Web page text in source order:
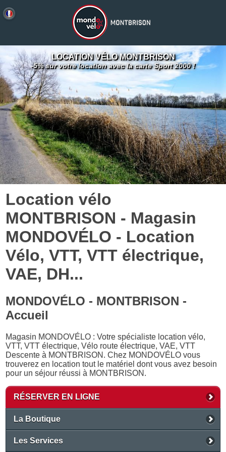
LOCATION VÉLO MONTBRISON
-5% sur votre location avec la carte Sport 2000 !
Location vélo
MONTBRISON - Magasin
MONDOVÉLO - Location
Vélo, VTT, VTT électrique,
VAE, DH...
MONDOVÉLO - MONTBRISON -
Accueil
Magasin MONDOVÉLO : Votre spécialiste location vélo,
VTT, VTT électrique, Vélo route électrique, VAE, VTT
Descente à MONTBRISON. Chez MONDOVÉLO vous
trouverez en location tout le matériel dont vous avez besoin
pour un séjour réussi à MONTBRISON.
RÉSERVER EN LIGNE
La Boutique
Les Services